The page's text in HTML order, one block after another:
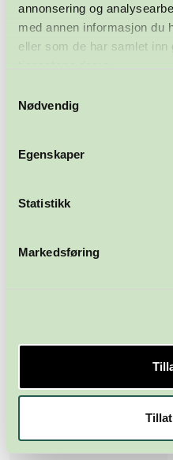
annonsering og
med annen informasjon du
eller som de har samlet inn
Nødvendig
Egenskaper
Statistikk
Markedsføring